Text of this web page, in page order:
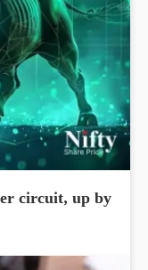
circuit, up by